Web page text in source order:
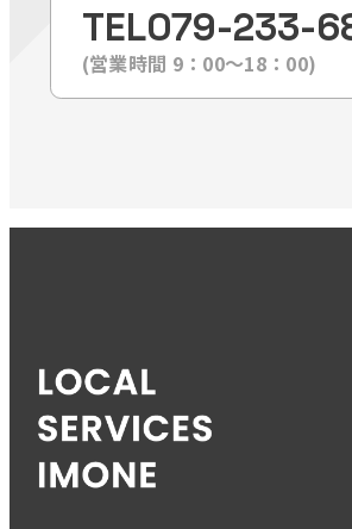
TEL079-233-
(営業時間 9：00〜18：00)